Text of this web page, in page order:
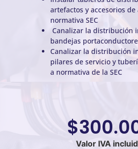
artefactos y accesorios de
normativa SEC
Canalizar la distribución
bandejas
Canalizar la distribución
pilares de servicio y
a normativa de la SEC
$
Valor IVA